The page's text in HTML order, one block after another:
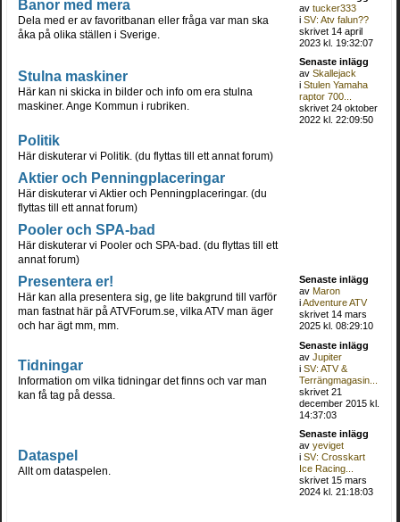
Banor med mera
Dela med er av favoritbanan eller fråga var man ska
åka på olika ställen i Sverige.
avtucker333
iSV: Atv falun??
skrivet 14 april
2023 kl. 19:32:07
Stulna maskiner
Här kan ni skicka in bilder och info om era stulna
maskiner. Ange Kommun i rubriken.
Senaste inlägg
avSkallejack
iStulen Yamaha
raptor 700...
skrivet 24 oktober
2022 kl. 22:09:50
Politik
Här diskuterar vi Politik. (du flyttas till ett annat forum)
Aktier och Penningplaceringar
Här diskuterar vi Aktier och Penningplaceringar. (du
flyttas till ett annat forum)
Pooler och SPA-bad
Här diskuterar vi Pooler och SPA-bad. (du flyttas till ett
annat forum)
Presentera er!
Här kan alla presentera sig, ge lite bakgrund till varför
man fastnat här på ATVForum.se, vilka ATV man äger
och har ägt mm, mm.
Senaste inlägg
avMaron
iAdventure ATV
skrivet 14 mars
2025 kl. 08:29:10
Tidningar
Information om vilka tidningar det finns och var man
kan få tag på dessa.
Senaste inlägg
avJupiter
iSV: ATV &
Terrängmagasin...
skrivet 21
december 2015 kl.
14:37:03
Dataspel
Allt om dataspelen.
Senaste inlägg
avyeviget
iSV: Crosskart
Ice Racing...
skrivet 15 mars
2024 kl. 21:18:03